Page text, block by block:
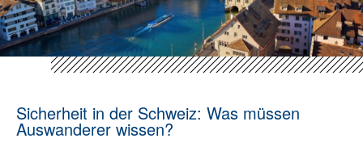
Sicherheit in der Schweiz: Was müssen
Auswanderer wissen?